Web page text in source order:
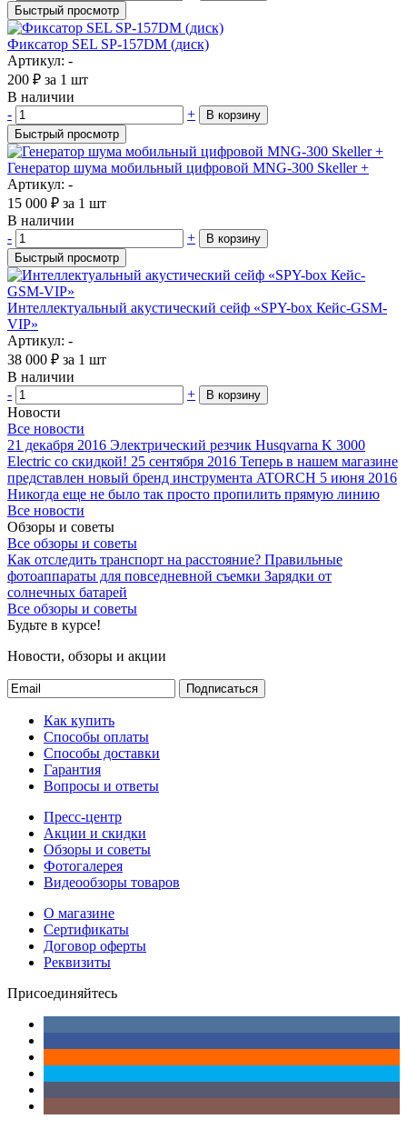
Быстрый просмотр
Фиксатор SEL SP-157DM (диск)
Артикул: -
200 ₽ за 1 шт
В наличии
-
+
В корзину
Быстрый просмотр
Генератор шума мобильный цифровой MNG-300 Skeller +
Артикул: -
15 000 ₽ за 1 шт
В наличии
-
+
В корзину
Быстрый просмотр
Интеллектуальный акустический сейф «SPY-box Кейс-GSM-
VIP»
Артикул: -
38 000 ₽ за 1 шт
В наличии
-
+ В корзину
Новости
Все новости
21 декабря 2016 Электрический резчик Husqvarna K 3000
Electric со скидкой! 25 сентября 2016 Теперь в нашем магазине
представлен новый бренд инструмента ATORCH 5 июня 2016
Никогда еще не было так просто пропилить прямую линию
Все новости
Обзоры и советы
Все обзоры и советы
Как отследить транспорт на расстояние? Правильные
фотоаппараты для повседневной съемки Зарядки от
солнечных батарей
Все обзоры и советы
Будьте в курсе!
Новости, обзоры и акции
Подписаться
Как купить
Способы оплаты
Способы доставки
Гарантия
Вопросы и ответы
Пресс-центр
Акции и скидки
Обзоры и советы
Фотогалерея
Видеообзоры товаров
О магазине
Сертификаты
Договор оферты
Реквизиты
Присоединяйтесь